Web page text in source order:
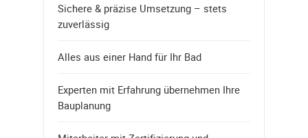
Sichere & präzise Umsetzung – stets
zuverlässig
Alles aus einer Hand für Ihr Bad
Experten mit Erfahrung übernehmen Ihre
Bauplanung